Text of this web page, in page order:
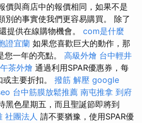
價與商店中的報價相同，如果不是
別的事實使我們更容易購買。 除了
提供在線購物機會。 com是什麼
證宜蘭 如果您喜歡巨大的動作，那
您一年的亮點。 高級外燴 台中輕井
茶外燴 通過利用SPAR優惠券，每
主要折扣。 撥筋 解壓 google
台中筋膜放鬆推薦 南屯推拿 到府
黑色星期五，而且聖誕節即將到
社團法人 請不要猶豫，使用SPAR優